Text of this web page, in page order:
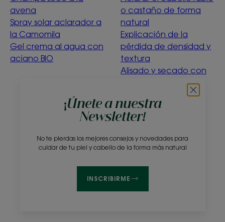
¡Únete a nuestra
Newsletter!
No te pierdas los mejores consejos y novedades para
cuidar de tu piel y cabello de la forma más natural
INSCRIBIRME
avena
Spray solar aclarador a
la Camomila
Gel crema al agua con
aciano BIO
o castaño de forma
natural
Explicación de la
pérdida de densidad y
textura
Alisado y secado con
purificante
¿Qué significa la
Preguntas frecuentesContacto